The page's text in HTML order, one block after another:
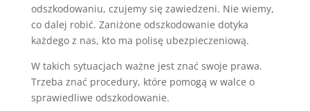
odszkodowaniu, czujemy się zawiedzeni. Nie wiemy,
co dalej robić. Zaniżone odszkodowanie dotyka
każdego z nas, kto ma polisę ubezpieczeniową.
W takich sytuacjach ważne jest znać swoje prawa.
Trzeba znać procedury, które pomogą w walce o
sprawiedliwe odszkodowanie.